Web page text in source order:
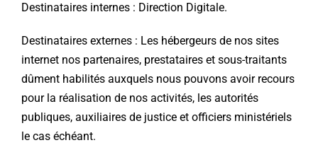
Destinataires internes : Direction Digitale.
Destinataires externes : Les hébergeurs de nos sites
internet nos partenaires, prestataires et sous-traitants
dûment habilités auxquels nous pouvons avoir recours
pour la réalisation de nos activités, les autorités
publiques, auxiliaires de justice et officiers ministériels
le cas échéant.